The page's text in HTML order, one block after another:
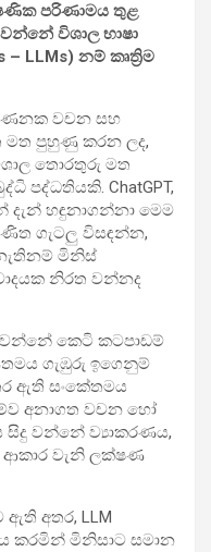
පරිණාමය තුළ
විශාල භාෂා
– LLMs) නම් කෘත්‍රිම
වචන සහ
මත පුහුණු කරන ලද,
තොරතුරු මත
පද්ධතියකි. ChatGPT,
දැන් හඳුනාගන්නා මෙම
ගැටලු විසඳන්න,
මිනිස්
නිරත වන්නද
වන්නේ කෙටි කටපාඩම්
ගැඹුරු ඉගෙනුම්
ඇති සංකේතමය
අනාගත වචන හෝ
සිදු වන්නේ ව්‍යාකරණය,
ආකාර වැනි ලක්ෂණ
අතර, LLM
කරමින් මිනිසාට සමාන